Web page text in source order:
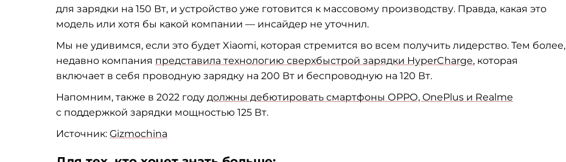
для зарядки на 150 Вт, и устройство уже готовится к массовому производству. Правда, какая это
модель или хотя бы какой компании — инсайдер не уточнил.
Мы не удивимся, если это будет Xiaomi, которая стремится во всем получить лидерство. Тем более,
недавно компания представила технологию сверхбыстрой зарядки HyperCharge, которая
включает в себя проводную зарядку на 200 Вт и беспроводную на 120 Вт.
Напомним, также в 2022 году должны дебютировать смартфоны ОРРО, OnePlus и Realme
с поддержкой зарядки мощностью 125 Вт.
Источник: Gizmochina